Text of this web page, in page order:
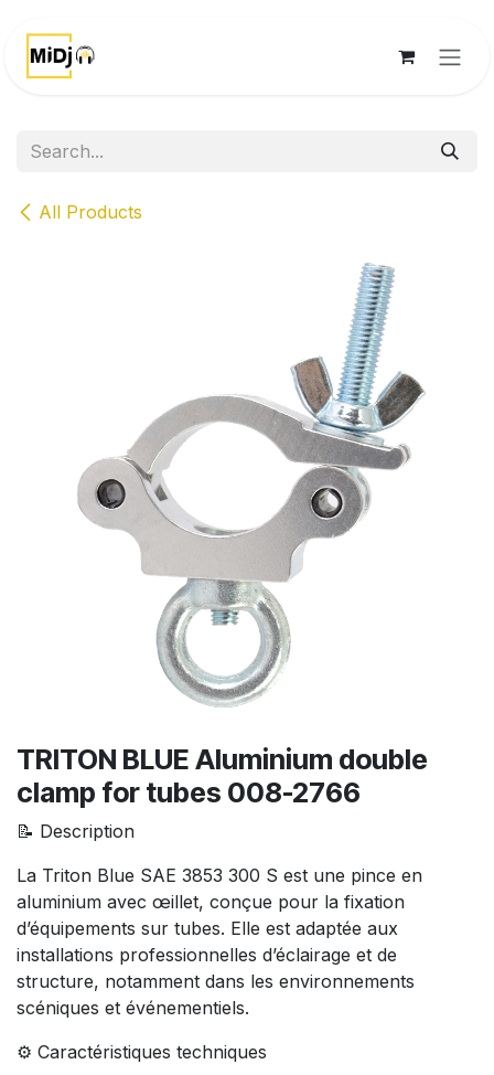
All Products
TRITON BLUE Aluminium double
clamp for tubes 008-2766
📝 Description
La Triton Blue SAE 3853 300 S est une pince en
aluminium avec œillet, conçue pour la fixation
d’équipements sur tubes. Elle est adaptée aux
installations professionnelles d’éclairage et de
structure, notamment dans les environnements
scéniques et événementiels.
⚙️ Caractéristiques techniques